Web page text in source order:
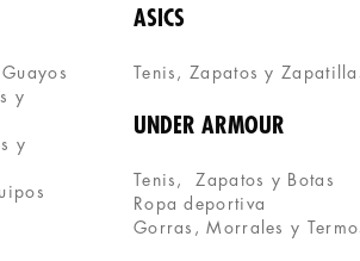
y
y
ASICS
Tenis, Zapatos y
UNDER ARMOUR
Tenis,  Zapatos y Botas
Ropa deportiva
Gorras, Morrales y